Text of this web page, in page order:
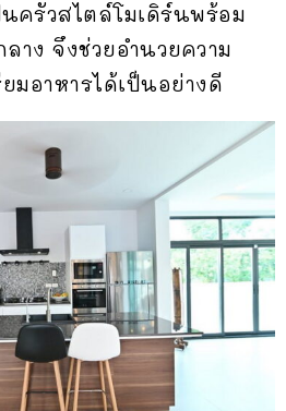
ครัวสไตล์โมเดิร์นพร้อม
ลาง จึงช่วยอำนวยความ
มอาหารได้เป็นอย่างดี